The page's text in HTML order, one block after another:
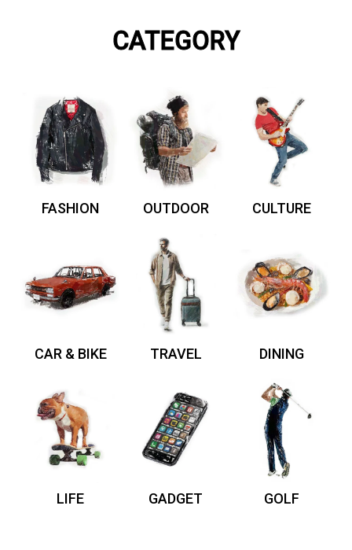
CATEGORY
FASHION OUTDOOR CULTURE
CAR & BIKE TRAVEL DINING
LIFE GADGET GOLF